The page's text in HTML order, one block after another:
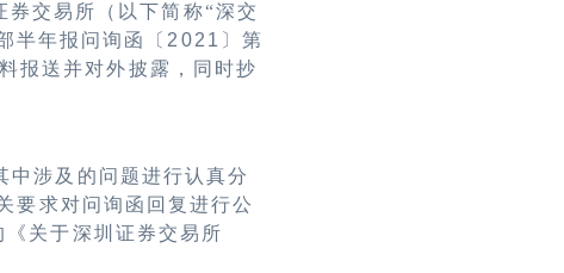
券交易所（以下简称“深交
半年报问询函〔 2021 〕第
报送并对外披露，同时抄
中涉及的问题进行认真分
要求对问询函回复进行公
《关于深圳证券交易所